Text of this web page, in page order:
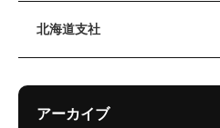
北海道支社
アーカイブ